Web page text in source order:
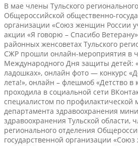
В мае члены Тульского
Общероссийской общественно-
организации «Союз женщин России
акции «Я говорю – Спасибо
районных женсоветах Тульского
СЖР прошли онлайн-мероприятия в
Международного Дня защиты детей:
ладошках», онлайн фото — конкурс
лета!», онлайн – флешмоб «Детство в
проходила в социальной сети
специалистом по профилактической
департамента здравоохранения
здравоохранения Тульской области,
регионального отделения
государственной организации